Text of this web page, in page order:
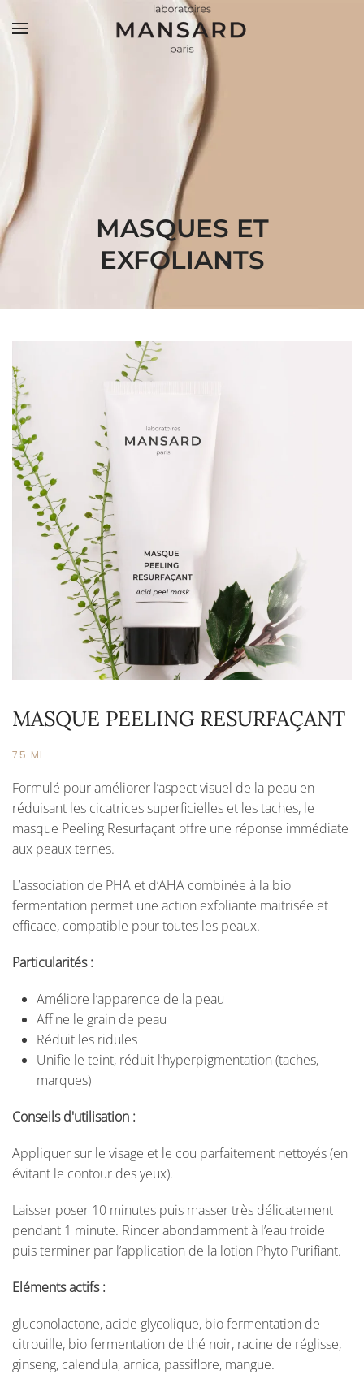
Accéder au contenu principal
MASQUES ET
EXFOLIANTS
MASQUE PEELING RESURFAÇANT
75 ML
Formulé pour améliorer l’aspect visuel de la peau en
réduisant les cicatrices superficielles et les taches, le
masque Peeling Resurfaçant offre une réponse immédiate
aux peaux ternes.
L’association de PHA et d’AHA combinée à la bio
fermentation permet une action exfoliante maitrisée et
efficace, compatible pour toutes les peaux.
Particularités :
Améliore l’apparence de la peau
Affine le grain de peau
Réduit les ridules
Unifie le teint, réduit l’hyperpigmentation (taches,
marques)
Conseils d'utilisation :
Appliquer sur le visage et le cou parfaitement nettoyés (en
évitant le contour des yeux).
Laisser poser 10 minutes puis masser très délicatement
pendant 1 minute. Rincer abondamment à l’eau froide
puis terminer par l’application de la lotion Phyto Purifiant.
Eléments actifs :
gluconolactone, acide glycolique, bio fermentation de
citrouille, bio fermentation de thé noir, racine de réglisse,
ginseng, calendula, arnica, passiflore, mangue.